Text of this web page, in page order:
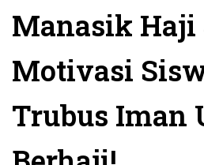
Manasik Haji
Motivasi
Trubus Iman